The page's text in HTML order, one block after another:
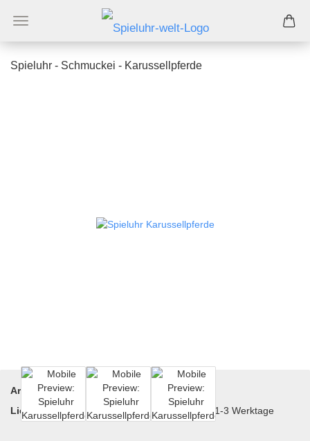
Spieluhr - Schmuckei - Karussellpferde
Art.Nr.:
25-8891
Lieferzeit:
1-3 Werktage